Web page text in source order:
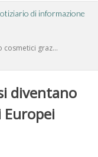
di informazione
cosmetici graz...
diventano
Europei